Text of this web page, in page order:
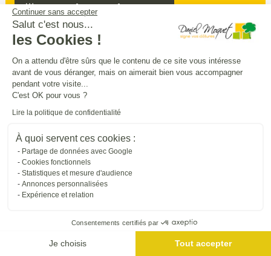
Continuer sans accepter
Salut c'est nous...
les Cookies !
On a attendu d'être sûrs que le contenu de ce site vous intéresse
avant de vous déranger, mais on aimerait bien vous accompagner
pendant votre visite...
C'est OK pour vous ?
Lire la politique de confidentialité
À quoi servent ces cookies :
Partage de données avec Google
Cookies fonctionnels
Statistiques et mesure d'audience
Annonces personnalisées
Expérience et relation
Consentements certifiés par
Je choisis Tout accepter
Prendre rendez-vous
Sécurité,intimité,praticité:
entourezet sécurisez vos extérieurs